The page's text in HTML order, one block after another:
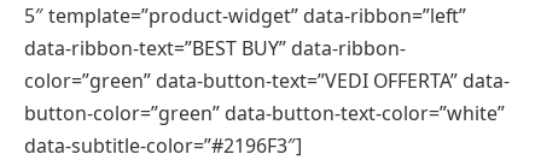
5″ template=”product-widget” data-ribbon=”left”
data-ribbon-text=”BEST BUY” data-ribbon-
color=”green” data-button-text=”VEDI OFFERTA” data-
button-color=”green” data-button-text-color=”white”
data-subtitle-color=”#2196F3″]